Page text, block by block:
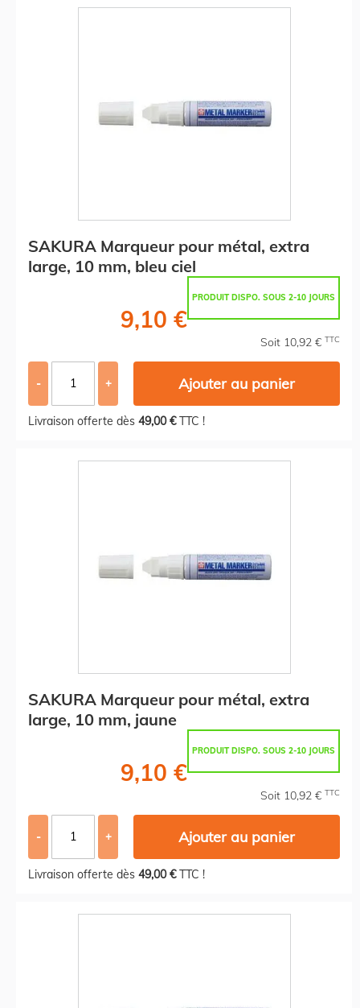
SAKURA Marqueur pour métal, extra
large, 10 mm, bleu ciel
PRODUIT DISPO. SOUS 2-10 JOURS
9,10 €
Soit 10,92 € TTC
- + Ajouter au panier
Livraison offerte dès 49,00 €TTC !
SAKURA Marqueur pour métal, extra
large, 10 mm, jaune
PRODUIT DISPO. SOUS 2-10 JOURS
9,10 €
Soit 10,92 € TTC
- + Ajouter au panier
Livraison offerte dès 49,00 €TTC !